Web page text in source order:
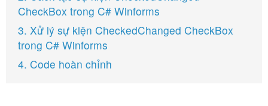
CheckBox trong C# Winforms
3. Xử lý sự kiện CheckedChanged CheckBox
trong C# Winforms
4. Code hoàn chỉnh